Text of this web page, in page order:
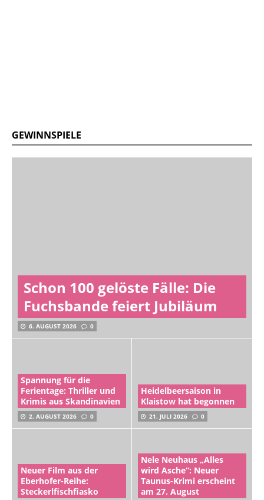
GEWINNSPIELE
Schon 100 gelöste Fälle: Die
Fuchsbande feiert Jubiläum
6. AUGUST 2026 0
Spannung für die
Ferientage: Thriller und
Krimis aus Skandinavien
2. AUGUST 2026 0
Heidelbeersaison in
Klaistow hat begonnen
21. JULI 2026 0
Neuer Film aus der
Eberhofer-Reihe:
Steckerlfischfiasko
Nele Neuhaus „Alles
wird Asche“: Neuer
Taunus-Krimi erscheint
am 27. August